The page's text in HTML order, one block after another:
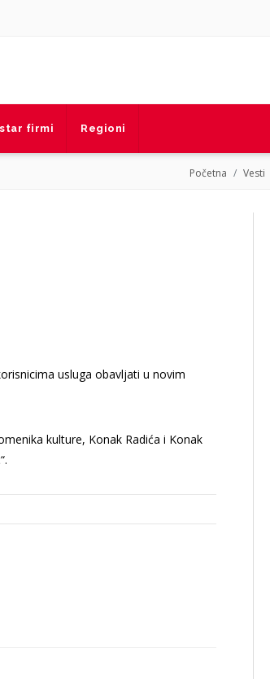
firmi Regioni
Početna Vesti
usluga obavljati u novim
kulture, Konak Radića i Konak